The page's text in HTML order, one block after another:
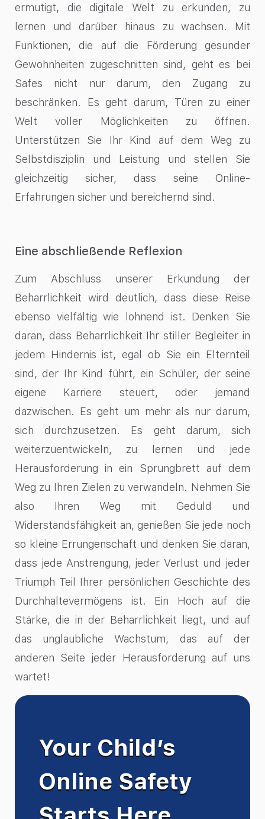
ermutigt, die digitale Welt zu erkunden, zu
lernen und darüber hinaus zu wachsen. Mit
Funktionen, die auf die Förderung gesunder
Gewohnheiten zugeschnitten sind, geht es bei
Safes nicht nur darum, den Zugang zu
beschränken. Es geht darum, Türen zu einer
Welt voller Möglichkeiten zu öffnen.
Unterstützen Sie Ihr Kind auf dem Weg zu
Selbstdisziplin und Leistung und stellen Sie
gleichzeitig sicher, dass seine Online-
Erfahrungen sicher und bereichernd sind.
Eine abschließende Reflexion
Zum Abschluss unserer Erkundung der
Beharrlichkeit wird deutlich, dass diese Reise
ebenso vielfältig wie lohnend ist. Denken Sie
daran, dass Beharrlichkeit Ihr stiller Begleiter in
jedem Hindernis ist, egal ob Sie ein Elternteil
sind, der Ihr Kind führt, ein Schüler, der seine
eigene Karriere steuert, oder jemand
dazwischen. Es geht um mehr als nur darum,
sich durchzusetzen. Es geht darum, sich
weiterzuentwickeln, zu lernen und jede
Herausforderung in ein Sprungbrett auf dem
Weg zu Ihren Zielen zu verwandeln. Nehmen Sie
also Ihren Weg mit Geduld und
Widerstandsfähigkeit an, genießen Sie jede noch
so kleine Errungenschaft und denken Sie daran,
dass jede Anstrengung, jeder Verlust und jeder
Triumph Teil Ihrer persönlichen Geschichte des
Durchhaltevermögens ist. Ein Hoch auf die
Stärke, die in der Beharrlichkeit liegt, und auf
das unglaubliche Wachstum, das auf der
anderen Seite jeder Herausforderung auf uns
wartet!
Your Child’s
Online Safety